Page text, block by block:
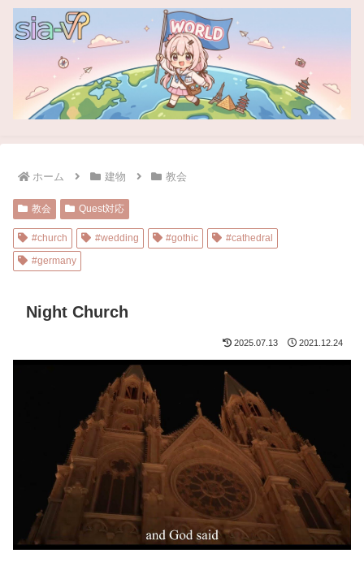
ホーム 建物 教会
教会 Quest対応
#church #wedding #gothic
#cathedral
#germany
Night Church
2025.07.13 2021.12.24